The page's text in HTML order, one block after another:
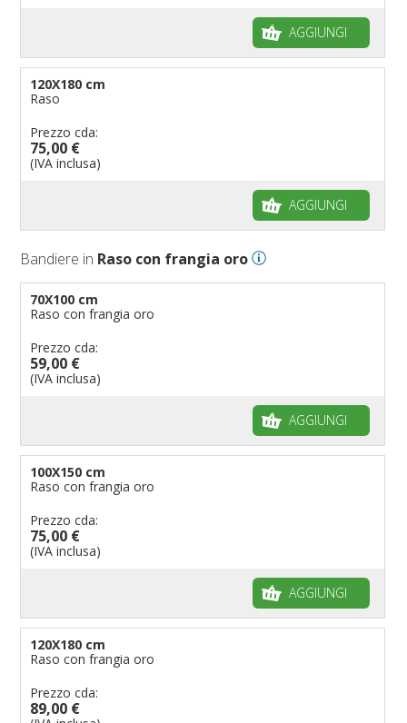
AGGIUNGI
120X180 cm
Raso
Prezzo cda:
75,00 €
(IVA inclusa)
AGGIUNGI
Bandiere in Raso con frangia oro
70X100 cm
Raso con frangia oro
Prezzo cda:
59,00 €
(IVA inclusa)
AGGIUNGI
100X150 cm
Raso con frangia oro
Prezzo cda:
75,00 €
(IVA inclusa)
AGGIUNGI
120X180 cm
Raso con frangia oro
Prezzo cda:
89,00 €